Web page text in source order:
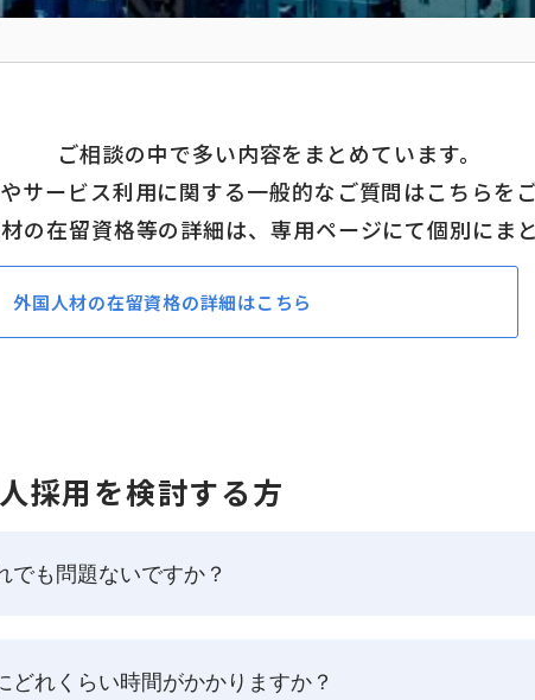
ご相談の中で多い内容をまとめています。
サービス利用に関する一般的なご質問はこちらをご
の在留資格等の詳細は、専用ページにて個別にまと
外国人材の在留資格の詳細はこちら
採用を検討する方
でも問題ないですか？
どれくらい時間がかかりますか？